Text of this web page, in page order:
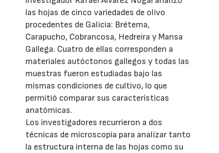
las hojas de cinco variedades de olivo
procedentes de Galicia: Brétema,
Carapucho, Cobrancosa, Hedreira y Mansa
Gallega. Cuatro de ellas corresponden a
materiales autóctonos gallegos y todas las
muestras fueron estudiadas bajo las
mismas condiciones de cultivo, lo que
permitió comparar sus características
anatómicas.
Los investigadores recurrieron a dos
técnicas de microscopía para analizar tanto
la estructura interna de las hojas como su